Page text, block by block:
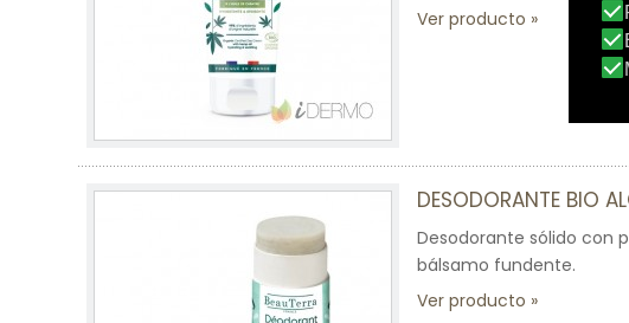
Ver producto
DESODORANTE BIO
Desodorante sólido con
bálsamo fundente.
Ver producto